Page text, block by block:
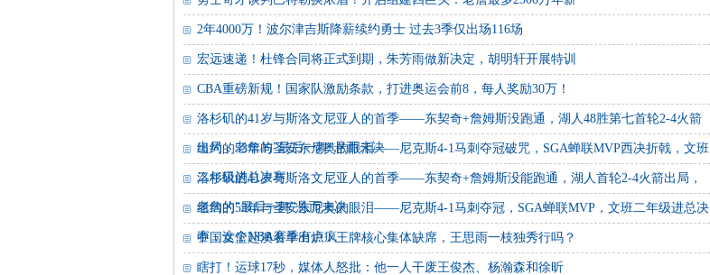
2年4000万！波尔津吉斯降薪续约勇士 过去3季仅出场116场
宏远速递！杜锋合同将正式到期，朱芳雨做新决定，胡明轩开展特训
CBA重磅新规！国家队激励条款，打进奥运会前8，每人奖励30万！
洛杉矶的41岁与斯洛文尼亚人的首季——东契奇+詹姆斯没跑通，湖人48胜第七首轮2-4火箭
出局，老詹的"最后一舞"悬而未决
纽约的53年与圣安东尼奥的眼泪——尼克斯4-1马刺夺冠破咒，SGA蝉联MVP西决折戟，文班
二年级进总决赛
洛杉矶的41岁与斯洛文尼亚人的首季——东契奇+詹姆斯没能跑通，湖人首轮2-4火箭出局，
老詹的"最后一舞"悬而未决
纽约的53年与圣安东尼奥的眼泪——尼克斯4-1马刺夺冠，SGA蝉联MVP，文班二年级进总决
赛，这个NBA赛季有点疯
中国女篮赴澳名单出炉！王牌核心集体缺席，王思雨一枝独秀行吗？
瞎打！运球17秒，媒体人怒批：他一人干废王俊杰、杨瀚森和徐昕